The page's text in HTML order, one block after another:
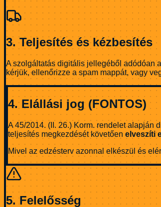
3. Teljesítés és kézbesítés
A szolgáltatás digitális jellegéből adódóan
kérjük, ellenőrizze a spam mappát, vagy
4. Elállási jog (FONTOS)
A 45/2014. (II. 26.) Korm. rendelet alapján
teljesítés megkezdését követően elveszíti
Mivel az edzésterv azonnal elkészül és
5. Felelősség